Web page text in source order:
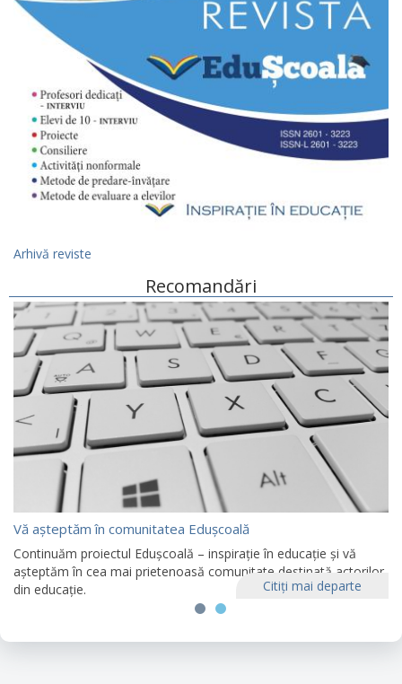
Arhivă reviste
Recomandări
Vă așteptăm în comunitatea Edușcoală
Continuăm proiectul Edușcoală – inspirație în educație și vă
așteptăm în cea mai prietenoasă comunitate destinată actorilor
din educație.
Citiţi mai departe